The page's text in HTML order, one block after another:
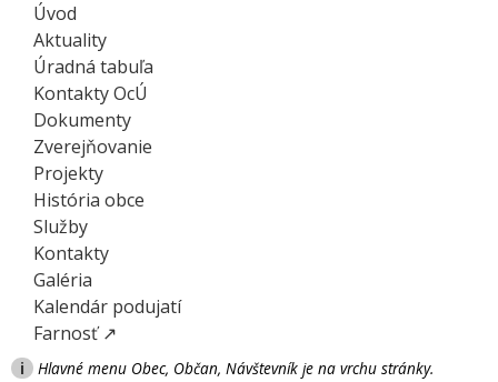
Úvod
Aktuality
Úradná tabuľa
Kontakty OcÚ
Dokumenty
Zverejňovanie
Projekty
História obce
Služby
Kontakty
Galéria
Kalendár podujatí
Farnosť ↗
i Hlavné menu Obec, Občan, Návštevník je na vrchu stránky.